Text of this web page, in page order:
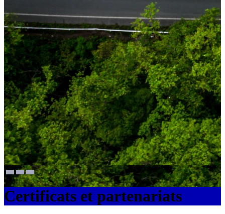
Certificats et partenariats